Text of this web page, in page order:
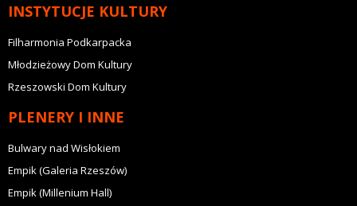
INSTYTUCJE KULTURY
Filharmonia Podkarpacka
Młodzieżowy Dom Kultury
Rzeszowski Dom Kultury
PLENERY I INNE
Bulwary nad Wisłokiem
Empik (Galeria Rzeszów)
Empik (Millenium Hall)